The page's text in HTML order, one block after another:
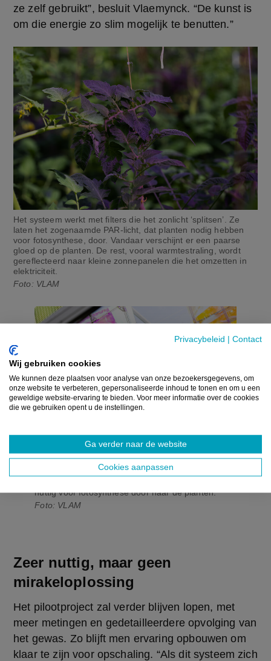
Privacybeleid | Contact
Wij gebruiken cookies
We kunnen deze plaatsen voor analyse van onze bezoekersgegevens, om
onze website te verbeteren, gepersonaliseerde inhoud te tonen en om u een
geweldige website-ervaring te bieden. Voor meer informatie over de cookies
die we gebruiken opent u de instellingen.
Ga verder naar de website
Cookies aanpassen
Het systeem werkt met filters die het zonlicht ‘splitsen’. Ze
laten het zogenaamde PAR-licht, dat planten nodig hebben
voor fotosynthese, door. Vandaar verschijnt er een paarse
gloed op de planten. De rest, vooral warmtestraling, wordt
gereflecteerd naar kleine zonnepanelen die het omzetten in
elektriciteit.
Foto: VLAM
ze zelf gebruikt”, besluit Vlaemynck. “De kunst is
om die energie zo slim mogelijk te benutten.”
Neen, dit is niet het plafond van de Versuz of de
Carré, maar wel van een unieke energie-innovatie
in de tomatenteelt. De kleurfilters reflecteren
nuttig voor fotosynthese door naar de planten.
Foto: VLAM
Zeer nuttig, maar geen
mirakeloplossing
Het pilootproject zal verder blijven lopen, met
meer metingen en gedetailleerdere opvolging van
het gewas. Zo blijft men ervaring opbouwen om
klaar te zijn voor opschaling. “Als dit systeem zich